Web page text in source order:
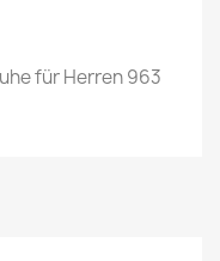
für Herren 963